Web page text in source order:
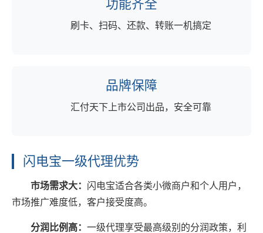
功能齐全
刷卡、扫码、还款、转账一机搞定
品牌保障
汇付天下上市公司出品，安全可靠
闪电宝一级代理优势
市场需求大： 闪电宝适合各类小微商户和个人用户，
市场推广难度低，客户接受度高。
分润比例高： 一级代理享受最高级别的分润政策，利